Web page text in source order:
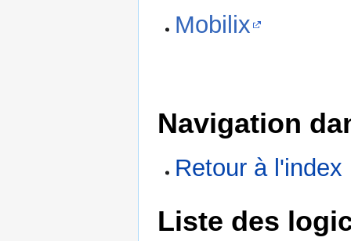
Mobilix
Navigation
Retour à l'index
Liste des